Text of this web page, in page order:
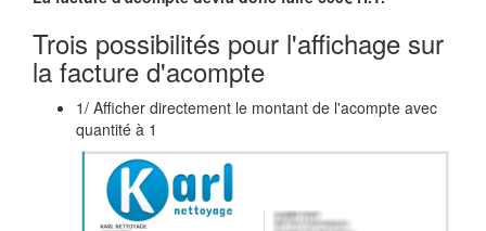
Trois possibilités pour l'affichage sur
la facture d'acompte
1/ Afficher directement le montant de l'acompte avec
quantité à 1